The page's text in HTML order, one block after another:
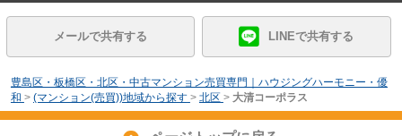
メールで共有する LINEで共有する
豊島区・板橋区・北区・中古マンション売買専門｜ハウジングハーモニー・優
和 > (マンション(売買))地域から探す > 北区 > 大清コーポラス